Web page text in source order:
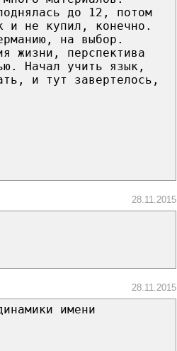
до 12, потом
и не купил, конечно.
на выбор.
жизни, перспектива
Начал учить язык,
и тут завертелось,
28.11.2015
28.11.2015
имени